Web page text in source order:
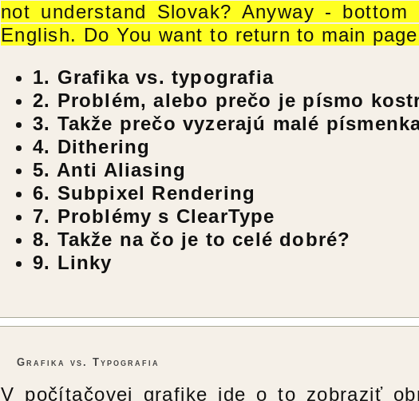
not understand Slovak? Anyway -
English. Do You want to return to main
1. Grafika vs. typografia
2. Problém, alebo prečo je písmo
3. Takže prečo vyzerajú malé
4. Dithering
5. Anti Aliasing
6. Subpixel Rendering
7. Problémy s ClearType
8. Takže na čo je to celé dobré?
9. Linky
Grafika vs. Typografia
V počítačovej grafike ide o to zobraziť